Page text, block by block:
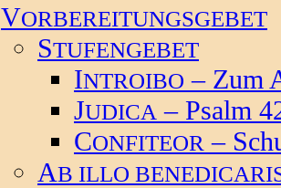
VORBEREITUNGSGEBET
STUFENGEBET
INTROIBO – Zum
JUDICA – Psalm
CONFITEOR –
AB ILLO